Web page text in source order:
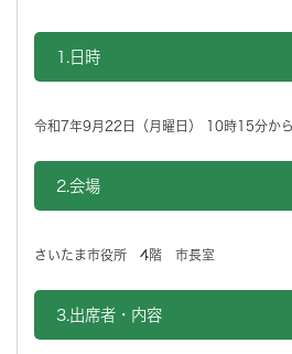
1.日時
令和7年9月22日（月曜日） 10時15分か
2.会場
さいたま市役所 4階 市長室
3.出席者・内容